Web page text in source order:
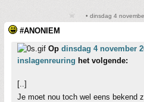
• dinsdag 4
#ANONIEM
Op dinsdag 4 november
inslagenreuring het volgende:
[..]
Je moet nou toch wel eens bekend